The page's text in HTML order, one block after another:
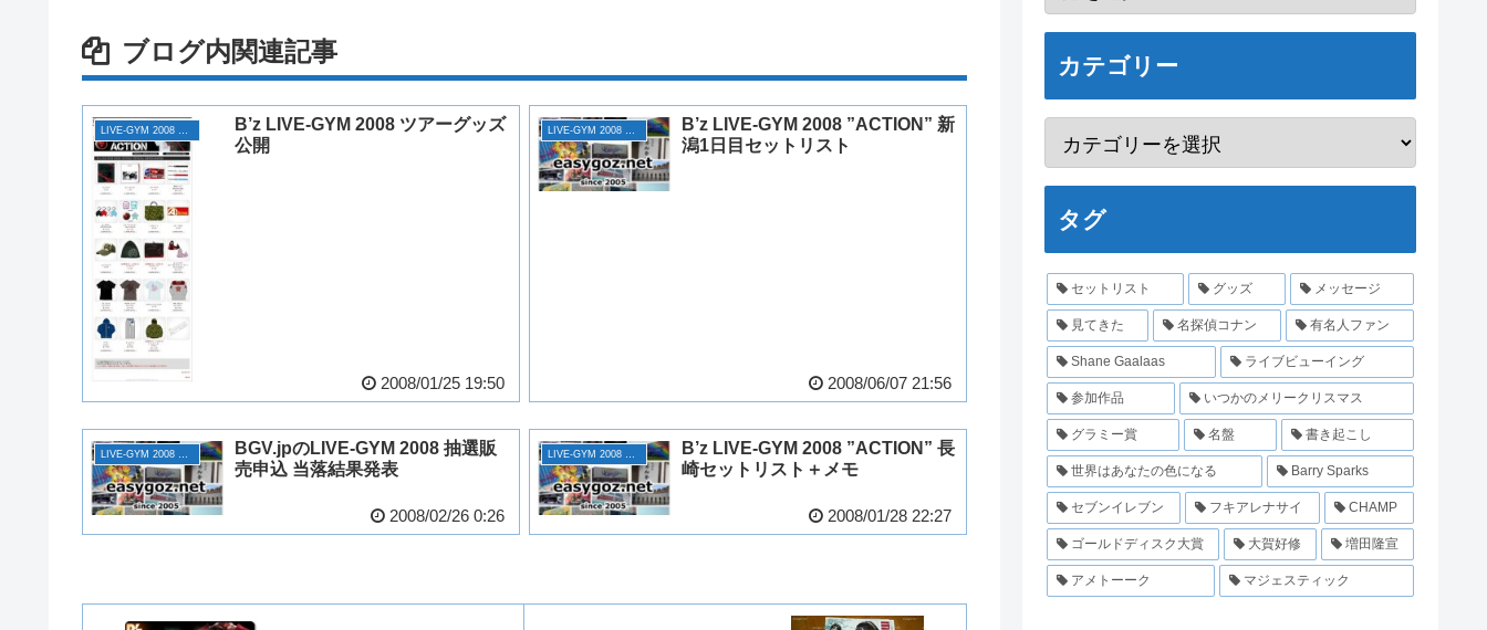
ブログ内関連記事
LIVE-GYM 2008 ACTION
B’z LIVE-GYM 2008 ツアーグッズ
公開
2008/01/25 19:50
LIVE-GYM 2008 ACTION
B’z LIVE-GYM 2008 ”ACTION” 新
潟1日目セットリスト
2008/06/07 21:56
LIVE-GYM 2008 ACTION
BGV.jpのLIVE-GYM 2008 抽選販
売申込 当落結果発表
2008/02/26 0:26
LIVE-GYM 2008 ACTION
B’z LIVE-GYM 2008 ”ACTION” 長
崎セットリスト＋メモ
2008/01/28 22:27
カテゴリー
タグ
セットリスト グッズ メッセージ
見てきた 名探偵コナン 有名人ファン
Shane Gaalaas ライブビューイング
参加作品 いつかのメリークリスマス
グラミー賞 名盤 書き起こし
世界はあなたの色になる Barry Sparks
セブンイレブン フキアレナサイ CHAMP
ゴールドディスク大賞 大賀好修 増田隆宣
アメトーーク マジェスティック